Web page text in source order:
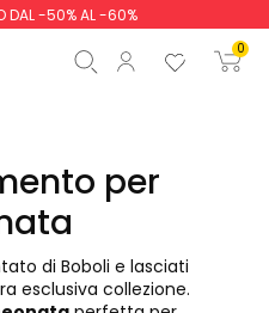
DAL -50% AL -60%
0
0,00 €
per
di Boboli e lasciati
esclusiva collezione.